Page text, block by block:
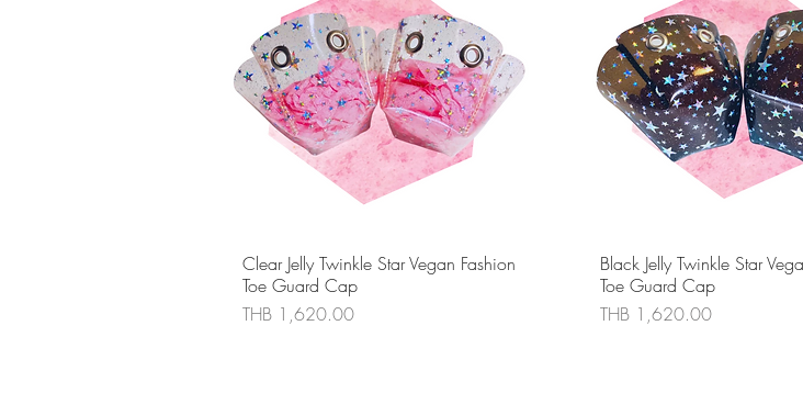
ดูข้อมูลด่วน
Clear Jelly Twinkle Star Vegan Fashion
Toe Guard Cap
ราคา
THB 1,620.00
ดูข้อมูลด่วน
Black Jelly Twinkle Star
Toe Guard Cap
ราคา
THB 1,620.00